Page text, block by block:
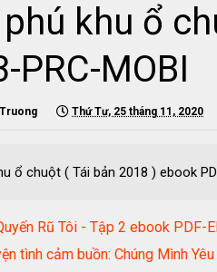
khu ổ
PRC-MOBI
Thứ Tư, 25 tháng 11, 2020
ổ chuột ( Tái bản 2018 ) ebook
Rũ Tôi - Tập 2 ebook PDF-
tình cảm buồn: Chúng Mình